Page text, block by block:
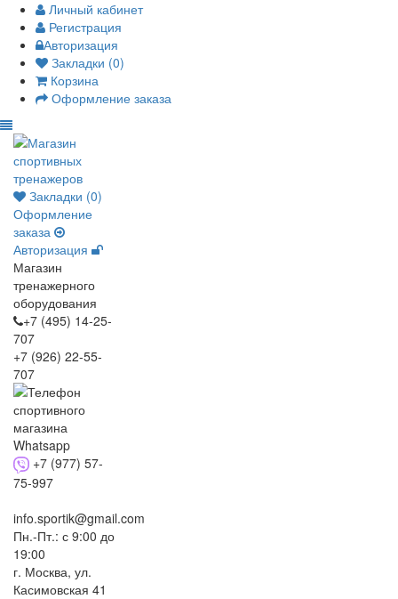
Личный кабинет
Регистрация
Авторизация
Закладки (0)
Корзина
Оформление заказа
Закладки (0)
Оформление
заказа
Авторизация
Магазин
тренажерного
оборудования
+7 (495) 14-25-
707
+7 (926) 22-55-
707
+7 (977) 57-
75-997
info.sportik@gmail.com
Пн.-Пт.: с 9:00 до
19:00
г. Москва, ул.
Касимовская 41